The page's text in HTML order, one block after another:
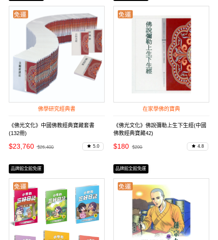
佛學研究經典書
《佛光文化》中國佛教經典寶藏套書
(132冊)
$23,760 $26,400 5.0
在家學佛的寶典
《佛光文化》佛說彌勒上生下生經(中國
佛教經典寶藏42)
$180 $200 4.8
品牌館全館免運 品牌館全館免運